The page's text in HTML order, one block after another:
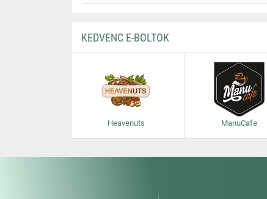
KEDVENC E-BOLTOK
Heavenuts ManuCafe